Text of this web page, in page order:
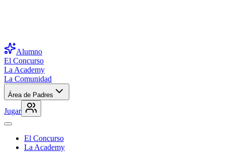
Alumno
El Concurso
La Academy
La Comunidad
Área de Padres
Jugar
El Concurso
La Academy